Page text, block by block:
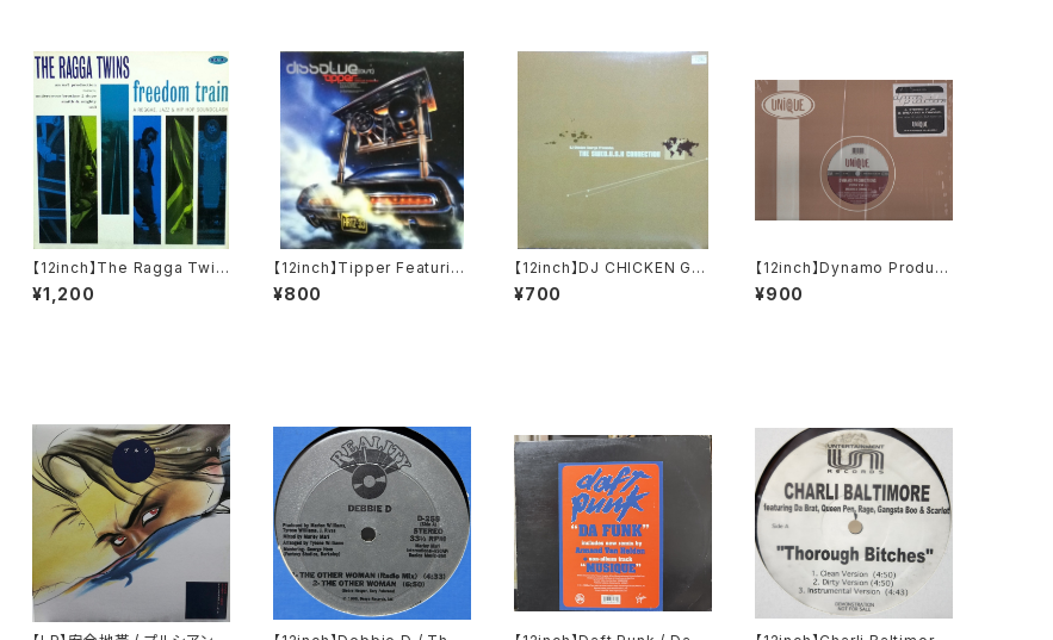
【12inch】The Ragga Twin
s / Freedom Train
¥1,200
【12inch】Tipper Featuring
Deborah Anderson / Diss
olve (Out)
¥800
【12inch】DJ CHICKEN GE
ORGE / SWED.U.S.H CON
NECTION
¥700
【12inch】Dynamo Product
ions / Steppin' It Up
¥900